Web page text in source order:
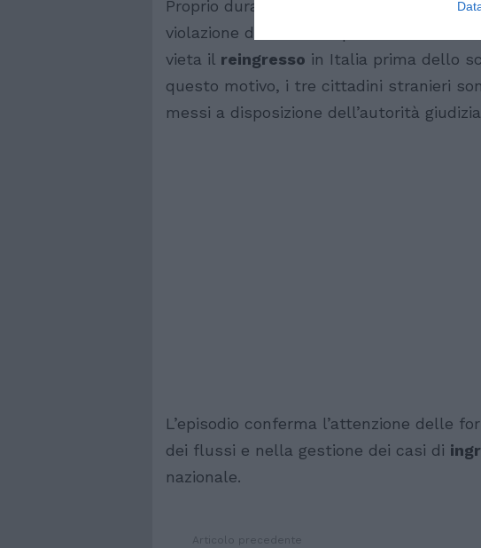
Proprio durante questi controlli, gli
violazione delle norme previste dal
vieta il reingresso in Italia prima dello
questo motivo, i tre cittadini stranieri
messi a disposizione dell’autorità
L’episodio conferma l’attenzione delle
dei flussi e nella gestione dei casi di
nazionale.
Articolo precedente